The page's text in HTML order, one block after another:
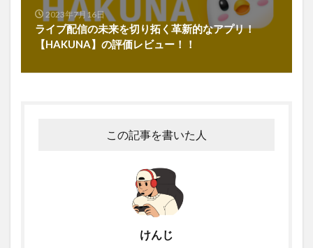
2023年7月16日
ライブ配信の未来を切り拓く革新的なアプリ！
【HAKUNA】の評価レビュー！！
この記事を書いた人
けんじ